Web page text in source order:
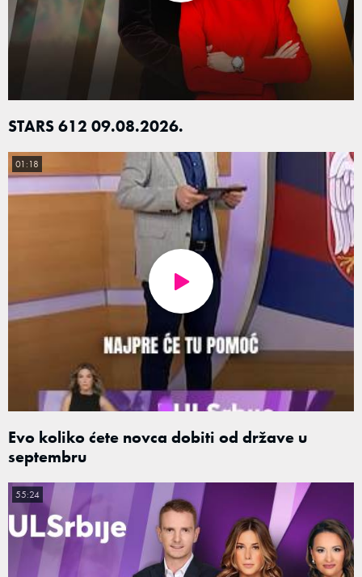
STARS 612 09.08.2026.
Evo koliko ćete novca dobiti od države u
septembru
01:18
55:24